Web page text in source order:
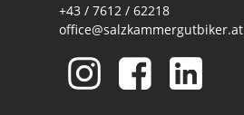
+43 / 7612 / 62218
office@salzkammergutbiker.at